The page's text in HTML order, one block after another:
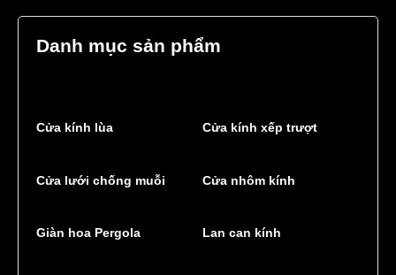
Danh mục sản phẩm
Cửa kính lùa Cửa kính xếp trượt
Cửa lưới chống muỗi Cửa nhôm kính
Giàn hoa Pergola Lan can kính